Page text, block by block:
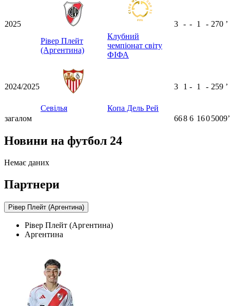
2025
Рівер Плейт
(Аргентина)
Клубний
чемпіонат світу
ФІФА
3 - - 1 - 270 ʼ
2024/2025
Севілья Копа Дель Рей
3 1 - 1 - 259 ʼ
загалом 668 6 1605009ʼ
Новини на футбол 24
Немає даних
Партнери
Рівер Плейт (Аргентина)
Рівер Плейт (Аргентина)
Аргентина